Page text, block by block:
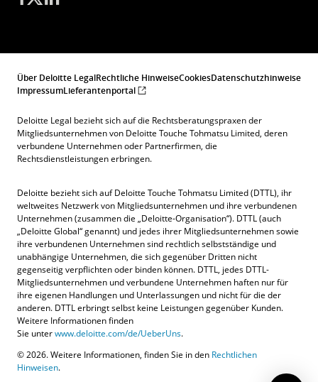
Angebotsanfrage
Über Deloitte LegalRechtliche HinweiseCookiesDatenschutzhinweise
ImpressumLieferantenportal
Deloitte Legal bezieht sich auf die Rechtsberatungspraxen der
Mitgliedsunternehmen von Deloitte Touche Tohmatsu Limited, deren
verbundene Unternehmen oder Partnerfirmen, die
Rechtsdienstleistungen erbringen.
Deloitte bezieht sich auf Deloitte Touche Tohmatsu Limited (DTTL), ihr
weltweites Netzwerk von Mitgliedsunternehmen und ihre verbundenen
Unternehmen (zusammen die „Deloitte-Organisation“). DTTL (auch
„Deloitte Global“ genannt) und jedes ihrer Mitgliedsunternehmen sowie
ihre verbundenen Unternehmen sind rechtlich selbstständige und
unabhängige Unternehmen, die sich gegenüber Dritten nicht
gegenseitig verpflichten oder binden können. DTTL, jedes DTTL-
Mitgliedsunternehmen und verbundene Unternehmen haften nur für
ihre eigenen Handlungen und Unterlassungen und nicht für die der
anderen. DTTL erbringt selbst keine Leistungen gegenüber Kunden.
Weitere Informationen finden
Sie unterwww.deloitte.com/de/UeberUns.
© 2026. Weitere Informationen, finden Sie in den Rechtlichen
Hinweisen.